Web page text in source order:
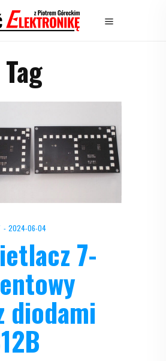
2024-06-04
7-
diodami